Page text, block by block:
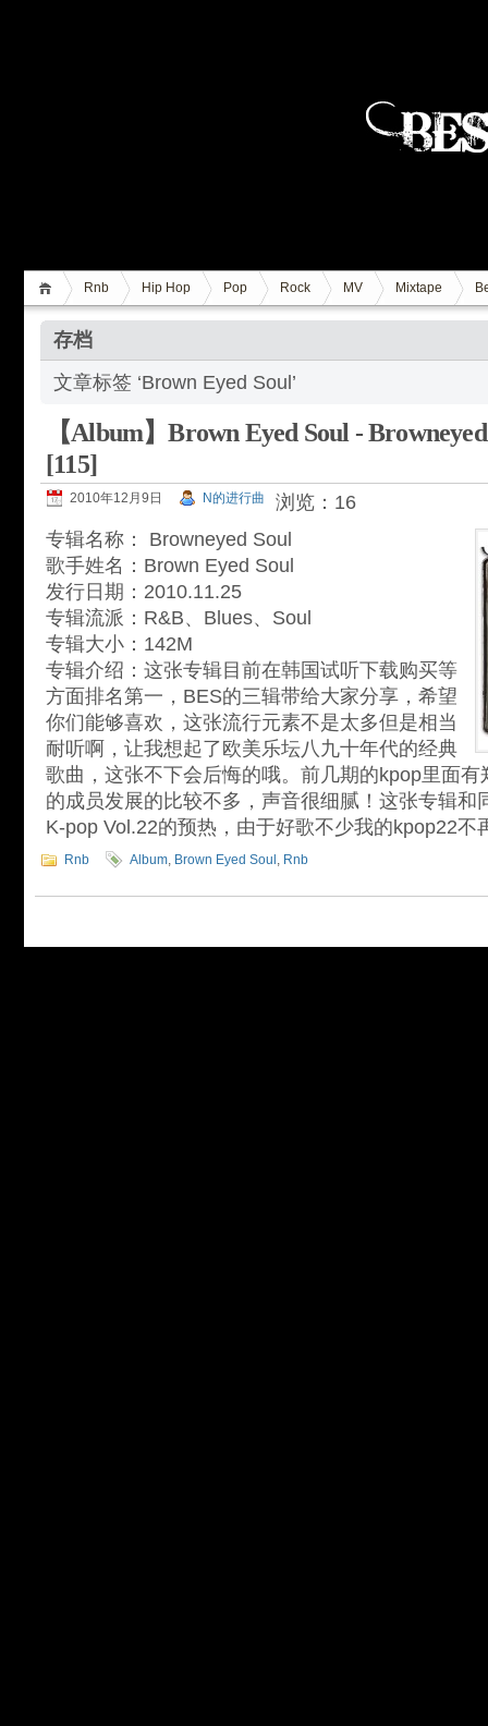
Rnb Hip Hop Pop Rock MV Mixtape
存档
文章标签 ‘Brown Eyed Soul’
【Album】Brown Eyed Soul -
[115]
2010年12月9日 N的进行曲
浏览：16
专辑名称： Browneyed Soul
歌手姓名：Brown Eyed Soul
发行日期：2010.11.25
专辑流派：R&B、Blues、Soul
专辑大小：142M
专辑介绍：这张专辑目前在韩国试听下载购买等
方面排名第一，BES的三辑带给大家分享，希望
你们能够喜欢，这张流行元素不是太多但是相当
耐听啊，让我想起了欧美乐坛八九十年代的经典
歌曲，这张不下会后悔的哦。前几期的kpop里面
的成员发展的比较不多，声音很细腻！这张专辑和
K-pop Vol.22的预热，由于好歌不少我的kpop22不
Rnb Album, Brown Eyed Soul , Rnb